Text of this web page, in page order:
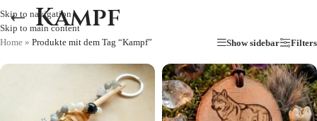
Skip to navigation
Skip to main content
Kampf
Home » Produkte mit dem Tag “Kampf” Show sidebar Filters